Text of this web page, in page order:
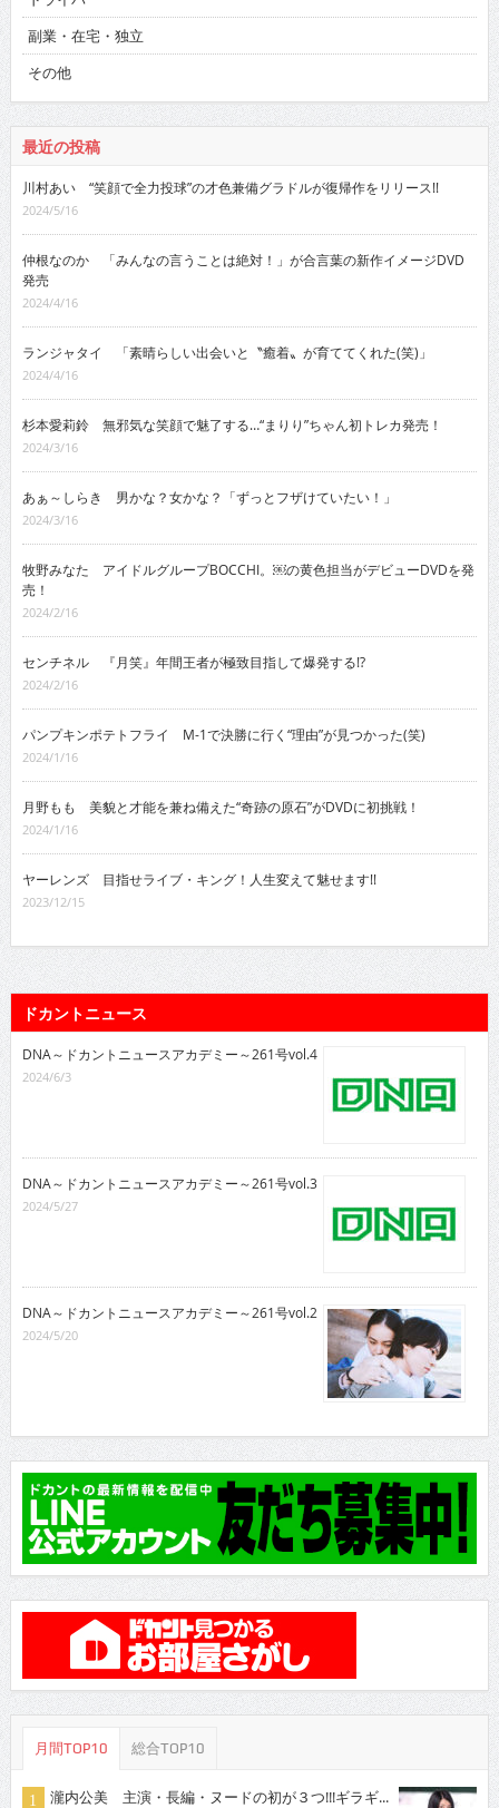
副業・在宅・独立
その他
最近の投稿
川村あい “笑顔で全力投球”の才色兼備グラドルが復帰作をリリース!!
2024/5/16
仲根なのか 「みんなの言うことは絶対！」が合言葉の新作イメージDVD
発売
2024/4/16
ランジャタイ 「素晴らしい出会いと〝癒着〟が育ててくれた(笑)」
2024/4/16
杉本愛莉鈴 無邪気な笑顔で魅了する…“まりり”ちゃん初トレカ発売！
2024/3/16
あぁ～しらき 男かな？女かな？「ずっとフザけていたい！」
2024/3/16
牧野みなた アイドルグループBOCCHI。￼の黄色担当がデビューDVDを発
売！
2024/2/16
センチネル 『月笑』年間王者が極致目指して爆発する!?
2024/2/16
パンプキンポテトフライ M-1で決勝に行く“理由”が見つかった(笑)
2024/1/16
月野もも 美貌と才能を兼ね備えた“奇跡の原石”がDVDに初挑戦！
2024/1/16
ヤーレンズ 目指せライブ・キング！人生変えて魅せます!!
2023/12/15
ドカントニュース
DNA～ドカントニュースアカデミー～261号vol.4
2024/6/3
DNA～ドカントニュースアカデミー～261号vol.3
2024/5/27
DNA～ドカントニュースアカデミー～261号vol.2
2024/5/20
月間TOP10 総合TOP10
瀧内公美 主演・長編・ヌードの初が３つ!!!ギラギ...